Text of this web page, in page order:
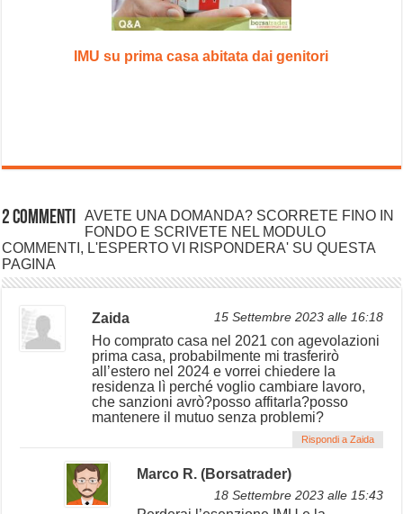
IMU su prima casa abitata dai genitori
2 commenti
AVETE UNA DOMANDA? SCORRETE FINO IN
FONDO E SCRIVETE NEL MODULO
COMMENTI, L'ESPERTO VI RISPONDERA' SU QUESTA
PAGINA
Zaida 15 Settembre 2023 alle 16:18
Ho comprato casa nel 2021 con agevolazioni
prima casa, probabilmente mi trasferirò
all’estero nel 2024 e vorrei chiedere la
residenza lì perché voglio cambiare lavoro,
che sanzioni avrò?posso affitarla?posso
mantenere il mutuo senza problemi?
Rispondi a Zaida
Marco R. (Borsatrader)
18 Settembre 2023 alle 15:43